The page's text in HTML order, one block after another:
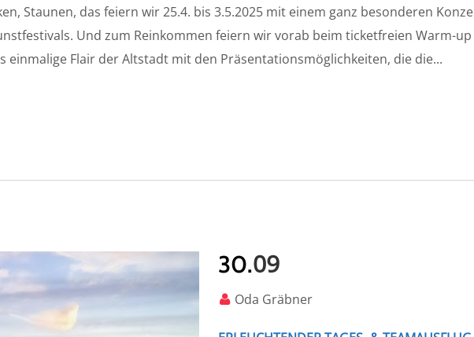
Staunen, das feiern wir 25.4. bis 3.5.2025 mit einem ganz besonderen
Und zum Reinkommen feiern wir vorab beim ticketfreien Warm-
einmalige Flair der Altstadt mit den Präsentationsmöglichkeiten, die die...
30.09
Oda Gräbner